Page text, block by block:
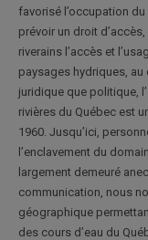
favorisé l’occupation
prévoir un droit
riverains l’accès et
paysages hydriques,
juridique que politique,
rivières du Québec est
1960. Jusqu’ici,
l’enclavement du
largement demeuré
communication, nous
géographique
des cours d’eau du